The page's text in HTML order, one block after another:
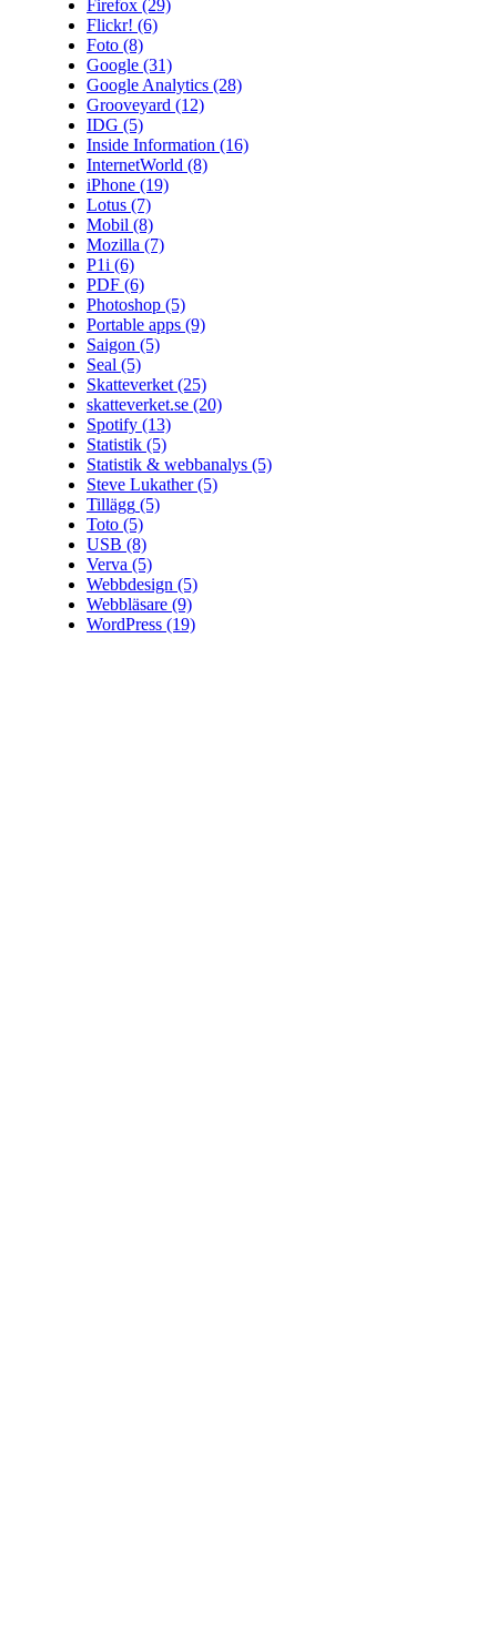
Firefox (29)
Flickr! (6)
Foto (8)
Google (31)
Google Analytics (28)
Grooveyard (12)
IDG (5)
Inside Information (16)
InternetWorld (8)
iPhone (19)
Lotus (7)
Mobil (8)
Mozilla (7)
P1i (6)
PDF (6)
Photoshop (5)
Portable apps (9)
Saigon (5)
Seal (5)
Skatteverket (25)
skatteverket.se (20)
Spotify (13)
Statistik (5)
Statistik & webbanalys (5)
Steve Lukather(5)
Tillägg (5)
Toto (5)
USB (8)
Verva (5)
Webbdesign (5)
Webbläsare (9)
WordPress (19)